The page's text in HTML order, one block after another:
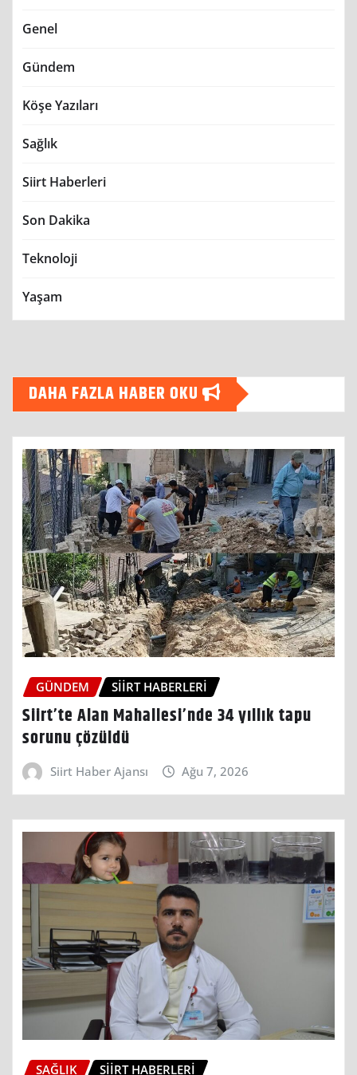
Genel
Gündem
Köşe Yazıları
Sağlık
Siirt Haberleri
Son Dakika
Teknoloji
Yaşam
DAHA FAZLA HABER OKU
GÜNDEM SIIRT HABERLERI
Siirt’te Alan Mahallesi’nde 34 yıllık tapu
sorunu çözüldü
Siirt Haber Ajansı Ağu 7, 2026
SAĞLIK SIIRT HABERLERI